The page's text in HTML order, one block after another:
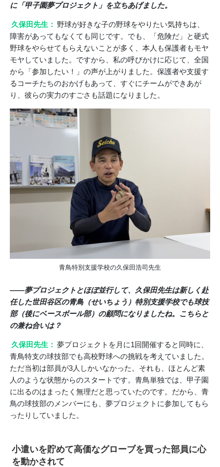
に「甲子園夢プロジェクト」を立ちあげました。
久保田先生： 野球が好きな子の野球をやりたい気持ちは、
障害があってもなくても同じです。でも、「危険だ」と硬式
野球をやらせてもらえないことが多く、本人も保護者もモヤ
モヤしていました。ですから、私の呼びかけに応じて、全国
から「参加したい！」の声が上がりました。保護者や支援す
るコーチたちのおかげもあって、すぐにチームができあが
り、彼らの実力のすごさも話題になりました。
青鳥特別支援学校の久保田浩司先生
――夢プロジェクトとほぼ並行して、久保田先生は新しく赴
任した世田谷区の青鳥（せいちょう）特別支援学校でも球技
部（後にベースボール部）の顧問になりましたね。こちらと
の兼ね合いは？
久保田先生： 夢プロジェクトを月に1回開催すると同時に、
青鳥特支の球技部でも高校野球への挑戦を考えていました。
ただ当初は部員が3人しかいなかった。それも、ほとんど素
人のような状態からのスタートです。青鳥単独では、甲子園
に出るのはまったく無理だと思っていたのです。だから、青
鳥の球技部のメンバーにも、夢プロジェクトに参加してもら
ったりしていました。
小遣いを貯めて高価なグローブを買った部員に心
を動かされて